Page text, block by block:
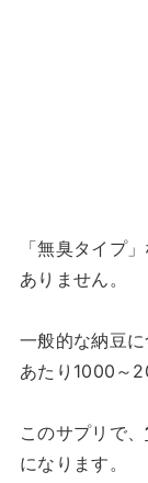
「無臭タイプ
ありません。
一般的な納豆
あたり1000～
このサプリで、
になります。